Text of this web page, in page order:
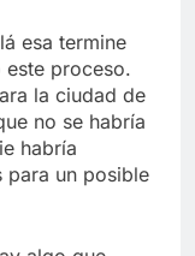
esa termine
proceso.
la ciudad de
no se habría
habría
para un posible